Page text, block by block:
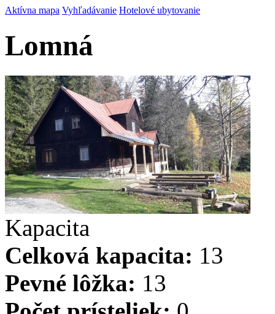
Aktívna mapa Vyhľadávanie Hotelové ubytovanie
Lomná
Kapacita
Celková kapacita: 13
Pevné lôžka: 13